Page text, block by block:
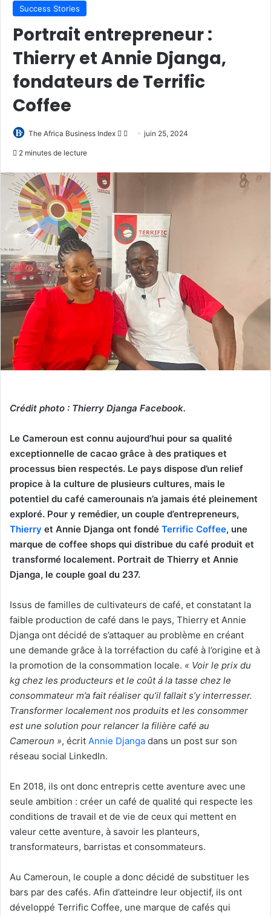
Success Stories
Portrait entrepreneur :
Thierry et Annie Djanga,
fondateurs de Terrific
Coffee
The Africa Business Index
Follow
Envoyerjuin 25, 2024
2 minutes de lecture
Crédit photo : Thierry Djanga Facebook.
Le Cameroun est connu aujourd’hui pour sa qualité
exceptionnelle de cacao grâce à des pratiques et
processus bien respectés. Le pays dispose d’un relief
propice à la culture de plusieurs cultures, mais le
potentiel du café camerounais n’a jamais été pleinement
exploré. Pour y remédier, un couple d’entrepreneurs,
Thierry et Annie Djanga ont fondé Terrific Coffee, une
marque de coffee shops qui distribue du café produit et
transformé localement. Portrait de Thierry et Annie
Djanga, le couple goal du 237.
Issus de familles de cultivateurs de café, et constatant la
faible production de café dans le pays, Thierry et Annie
Djanga ont décidé de s’attaquer au problème en créant
une demande grâce à la torréfaction du café à l’origine et à
la promotion de la consommation locale. « Voir le prix du
kg chez les producteurs et le coût á la tasse chez le
consommateur m’a fait réaliser qu’il fallait s’y interresser.
Transformer localement nos produits et les consommer
est une solution pour relancer la filière café au
Cameroun », écrit Annie Djanga dans un post sur son
réseau social LinkedIn.
En 2018, ils ont donc entrepris cette aventure avec une
seule ambition : créer un café de qualité qui respecte les
conditions de travail et de vie de ceux qui mettent en
valeur cette aventure, à savoir les planteurs,
transformateurs, barristas et consommateurs.
Au Cameroun, le couple a donc décidé de substituer les
bars par des cafés. Afin d’atteindre leur objectif, ils ont
développé Terrific Coffee, une marque de cafés qui